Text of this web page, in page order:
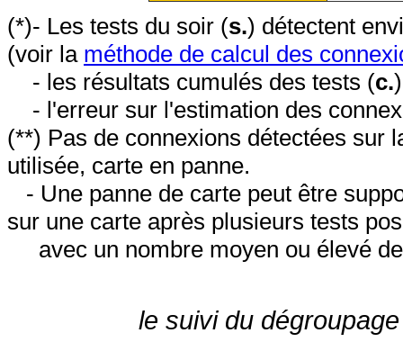
(*)- Les tests du soir (s.) détectent
(voir la méthode de calcul des
- les résultats cumulés des tests (c.
- l'erreur sur l'estimation des
(**) Pas de connexions détectées sur
utilisée, carte en panne.
- Une panne de carte peut être
sur une carte après plusieurs tests
avec un nombre moyen ou élevé
le suivi du